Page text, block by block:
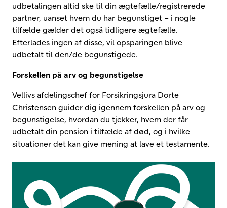
udbetalingen altid ske til din ægtefælle/registrerede
partner, uanset hvem du har begunstiget – i nogle
tilfælde gælder det også tidligere ægtefælle.
Efterlades ingen af disse, vil opsparingen blive
udbetalt til den/de begunstigede.
Forskellen på arv og begunstigelse
Vellivs afdelingschef for Forsikringsjura Dorte
Christensen guider dig igennem forskellen på arv og
begunstigelse, hvordan du tjekker, hvem der får
udbetalt din pension i tilfælde af død, og i hvilke
situationer det kan give mening at lave et testamente.